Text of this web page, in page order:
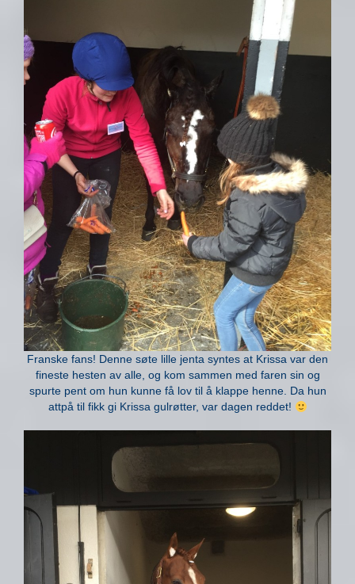
Franske fans! Denne søte lille jenta syntes at Krissa var den
fineste hesten av alle, og kom sammen med faren sin og
spurte pent om hun kunne få lov til å klappe henne. Da hun
attpå til fikk gi Krissa gulrøtter, var dagen reddet!